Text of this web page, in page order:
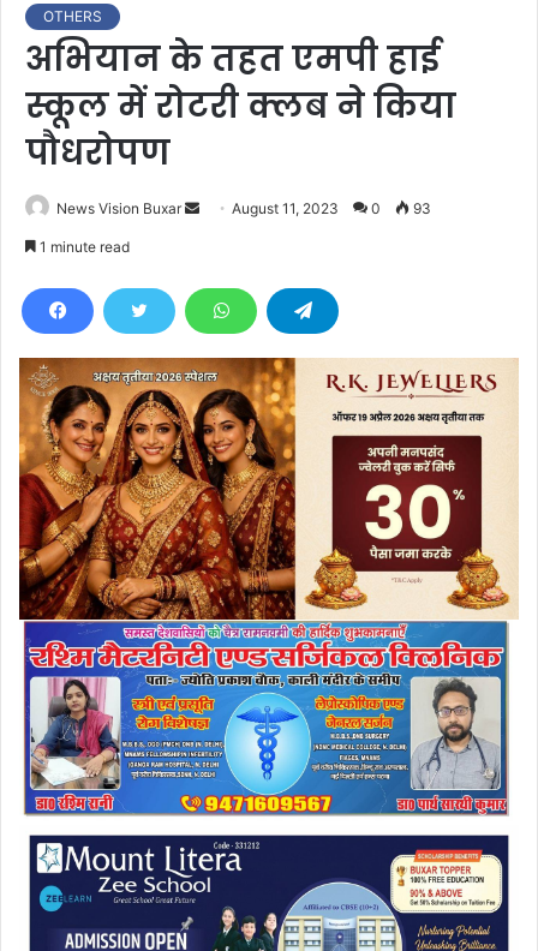
OTHERS
अभियान के तहत एमपी हाई
स्कूल में रोटरी क्लब ने किया
पौधरोपण
News Vision Buxar
d
e
m
a
i
l
August 11, 2023 0 93
1 minute read